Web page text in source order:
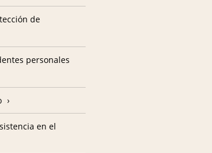
de
personales
en el